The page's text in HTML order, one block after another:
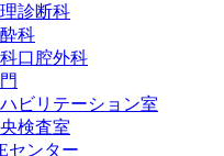
診断科
科
口腔外科
ビリテーション室
検査室
センター